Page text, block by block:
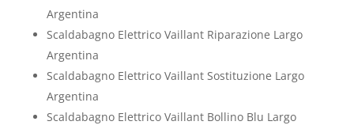
Argentina
Scaldabagno Elettrico Vaillant Riparazione Largo
Argentina
Scaldabagno Elettrico Vaillant Sostituzione Largo
Argentina
Scaldabagno Elettrico Vaillant Bollino Blu Largo